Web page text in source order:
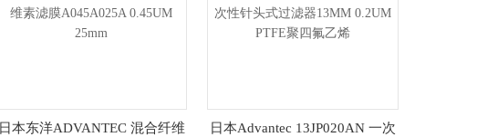
日本东洋ADVANTEC 混合纤维
日本Advantec 13JP020AN 一次